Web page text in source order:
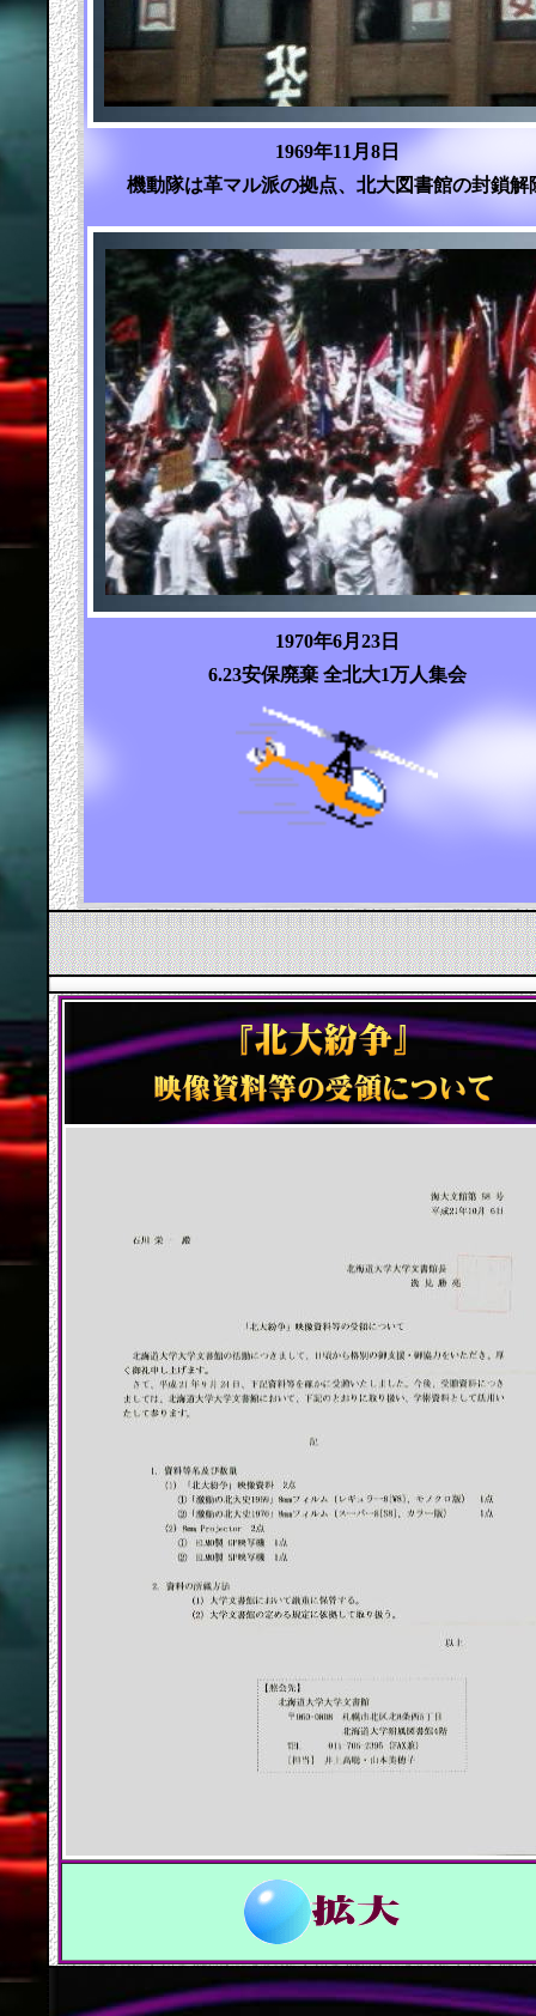
1969年11月8日
機動隊は革マル派の拠点、北大図書館の封鎖解
1970年6月23日
6.23安保廃棄 全北大1万人集会